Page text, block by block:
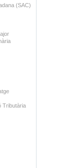
(SAC)
Tributària